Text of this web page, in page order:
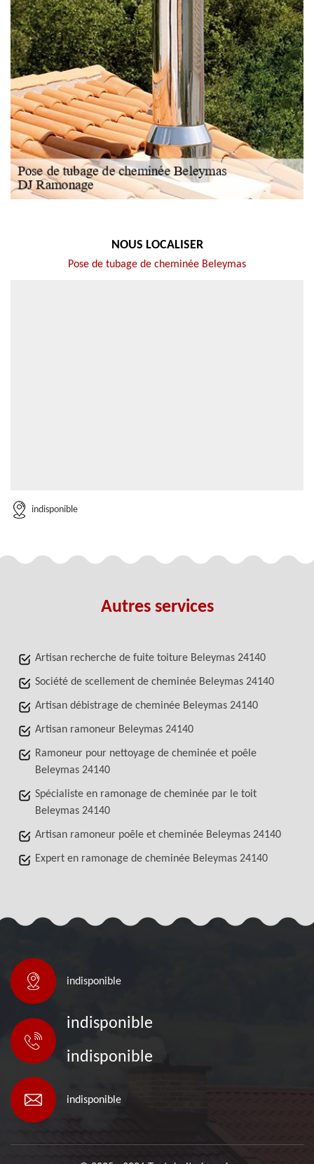
NOUS LOCALISER
Pose de tubage de cheminée Beleymas
indisponible
Autres services
Artisan recherche de fuite toiture Beleymas 24140
Société de scellement de cheminée Beleymas 24140
Artisan débistrage de cheminée Beleymas 24140
Artisan ramoneur Beleymas 24140
Ramoneur pour nettoyage de cheminée et poêle
Beleymas 24140
Spécialiste en ramonage de cheminée par le toit
Beleymas 24140
Artisan ramoneur poêle et cheminée Beleymas 24140
Expert en ramonage de cheminée Beleymas 24140
indisponible
indisponible
indisponible
indisponible